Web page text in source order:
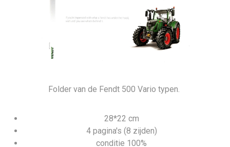
Folder van de Fendt 500 Vario typen.
28*22 cm
4 pagina's (8 zijden)
conditie 100%